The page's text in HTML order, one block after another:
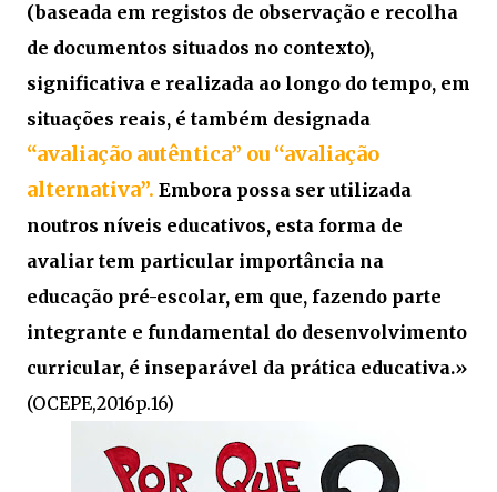
(baseada em registos de observação e recolha
de documentos situados no contexto),
significativa e realizada ao longo do tempo, em
situações reais, é também designada
“avaliação autêntica” ou “avaliação
alternativa”. Embora possa ser utilizada
noutros níveis educativos, esta forma de
avaliar tem particular importância na
educação pré-escolar, em que, fazendo parte
integrante e fundamental do desenvolvimento
curricular, é inseparável da prática educativa.»
(OCEPE,2016p.16)